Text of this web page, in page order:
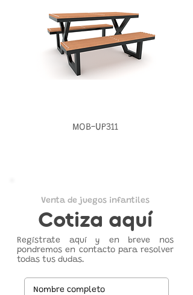
MOB-UP311
Venta de juegos infantiles
Cotiza aquí
Regístrate aquí y en breve nos
pondremos en contacto para resolver
todas tus dudas.